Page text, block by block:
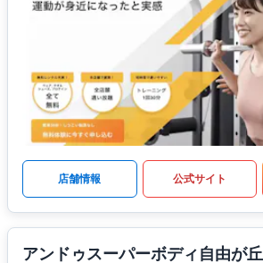
店舗情報 公式サイト
アンドゥスーパーボディ自由が